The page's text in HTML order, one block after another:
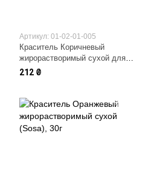
Артикул: 01-02-01-005
Краситель Коричневый
жирорастворимый сухой для
шоколада (Sosa)
212 ₴